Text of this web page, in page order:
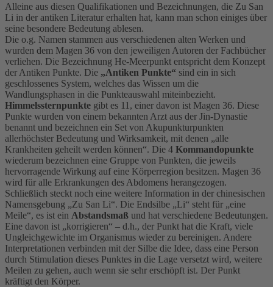
Alleine aus diesen Qualifikationen und Bezeichnungen, die Zu San
Li in der antiken Literatur erhalten hat, kann man schon einiges über
seine besondere Bedeutung ablesen.
Die o.g. Namen stammen aus verschiedenen alten Werken und
wurden dem Magen 36 von den jeweiligen Autoren der Fachbücher
verliehen. Die Bezeichnung He-Meerpunkt entspricht dem Konzept
der Antiken Punkte. Die „Antiken Punkte“ sind ein in sich
geschlossenes System, welches das Wissen um die
Wandlungsphasen in die Punkteauswahl miteinbezieht.
Himmelssternpunkte gibt es 11, einer davon ist Magen 36. Diese
Punkte wurden von einem bekannten Arzt aus der Jin-Dynastie
benannt und bezeichnen ein Set von Akupunkturpunkten
allerhöchster Bedeutung und Wirksamkeit, mit denen „alle
Krankheiten geheilt werden können“. Die 4 Kommandopunkte
wiederum bezeichnen eine Gruppe von Punkten, die jeweils
hervorragende Wirkung auf eine Körperregion besitzen. Magen 36
wird für alle Erkrankungen des Abdomens herangezogen.
Schließlich steckt noch eine weitere Information in der chinesischen
Namensgebung „Zu San Li“. Die Endsilbe „Li“ steht für „eine
Meile“, es ist ein Abstandsmaß und hat verschiedene Bedeutungen.
Eine davon ist „korrigieren“ – d.h., der Punkt hat die Kraft, viele
Ungleichgewichte im Organismus wieder zu bereinigen. Andere
Interpretationen verbinden mit der Silbe die Idee, dass eine Person
durch Stimulation dieses Punktes in die Lage versetzt wird, weitere
Meilen zu gehen, auch wenn sie sehr erschöpft ist. Der Punkt
kräftigt den Körper.